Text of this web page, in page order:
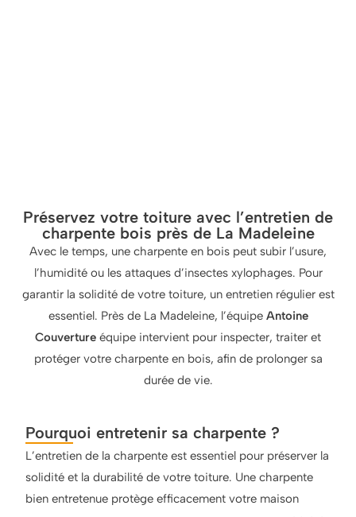
Préservez votre toiture avec l’entretien de
charpente bois près de La Madeleine
Avec le temps, une charpente en bois peut subir l’usure,
l’humidité ou les attaques d’insectes xylophages. Pour
garantir la solidité de votre toiture, un entretien régulier est
essentiel. Près de La Madeleine, l’équipe Antoine
Couverture équipe intervient pour inspecter, traiter et
protéger votre charpente en bois, afin de prolonger sa
durée de vie.
Pourquoi entretenir sa charpente ?
L’entretien de la charpente est essentiel pour préserver la
solidité et la durabilité de votre toiture. Une charpente
bien entretenue protège efficacement votre maison